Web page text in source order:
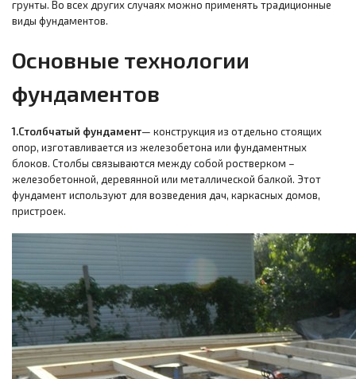
грунты. Во всех других случаях можно применять традиционные
виды фундаментов.
Основные технологии
фундаментов
1.Столбчатый фундамент— конструкция из отдельно стоящих
опор, изготавливается из железобетона или фундаментных
блоков. Столбы связываются между собой ростверком –
железобетонной, деревянной или металлической балкой. Этот
фундамент используют для возведения дач, каркасных домов,
пристроек.